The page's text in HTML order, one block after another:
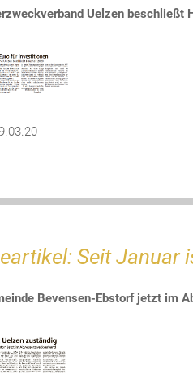
Uelzen beschließt
Seit Januar
Bevensen-Ebstorf jetzt im